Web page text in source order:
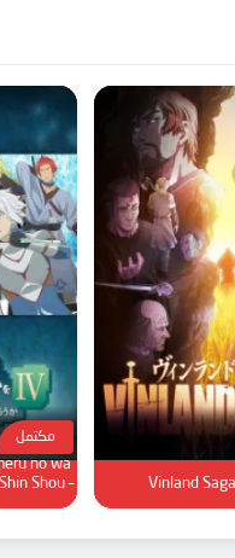
Vinland
مكتمل
no wa
Shou –